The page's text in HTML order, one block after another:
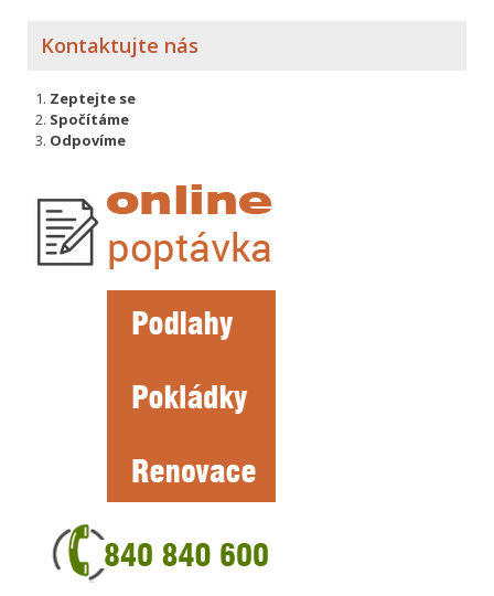
Kontaktujte nás
Zeptejte se
Spočítáme
Odpovíme